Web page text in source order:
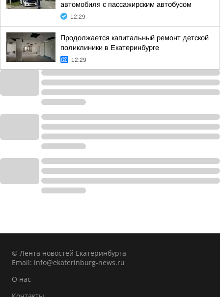
автомобиля с пассажирским автобусом
12:29
Продолжается капитальный ремонт детской
поликлиники в Екатеринбурге
12:29
© Лента новостей Екатеринбурга
Email: info@ekaterinburg-news.ru
О нас